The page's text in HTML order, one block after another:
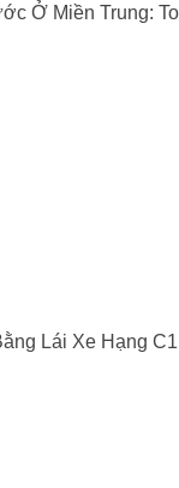
Ở Miền Trung:
Lái Xe Hạng